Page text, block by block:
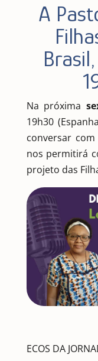
A
Na próxima
19h30
conversar com
nos permitirá
projeto das
ECOS DA